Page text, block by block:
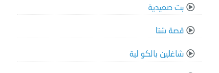
بت صعيدية
قصة شتا
شاغلين بالكو لية